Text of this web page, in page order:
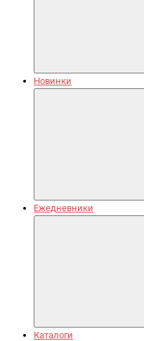
Новинки
Ежедневники
Каталоги